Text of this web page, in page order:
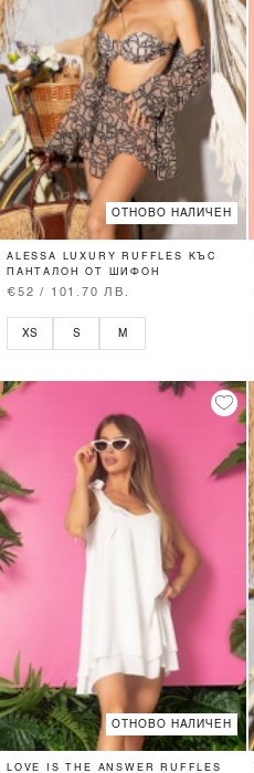
ОТНОВО НАЛИЧЕН
ALESSA LUXURY RUFFLES КЪС
ПАНТАЛОН ОТ ШИФОН
€52 / 101.70 ЛВ.
XS S M
ОТНОВО НАЛИЧЕН
LOVE IS THE ANSWER RUFFLES